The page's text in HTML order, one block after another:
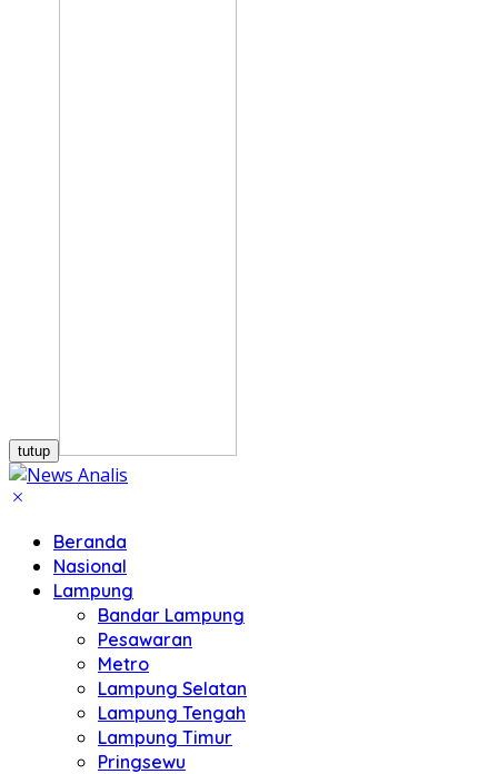
tutup
Beranda
Nasional
Lampung
Bandar Lampung
Pesawaran
Metro
Lampung Selatan
Lampung Tengah
Lampung Timur
Pringsewu